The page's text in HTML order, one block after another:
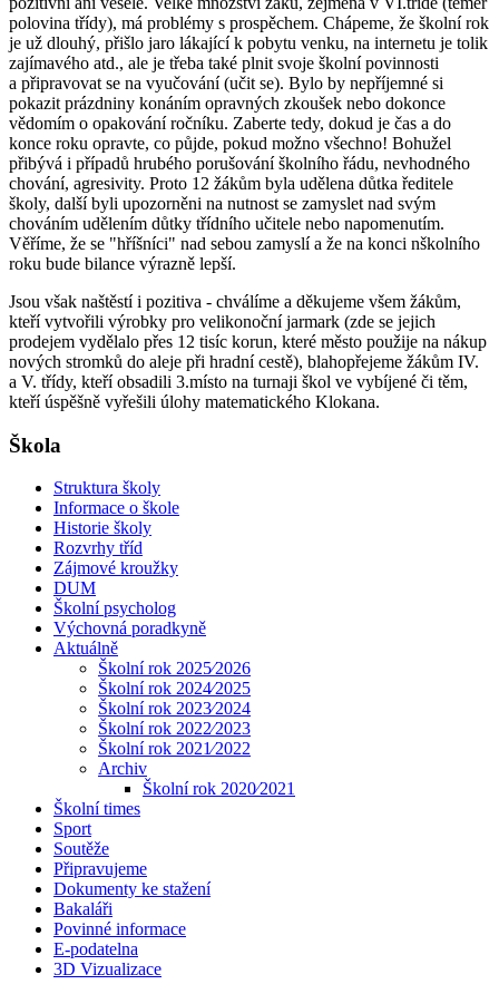
polovina třídy), má problémy s prospěchem. Chápeme, že školní rok
je už dlouhý, přišlo jaro lákající k pobytu venku, na internetu je tolik
zajímavého atd., ale je třeba také plnit svoje školní povinnosti
a připravovat se na vyučování (učit se). Bylo by nepříjemné si
pokazit prázdniny konáním opravných zkoušek nebo dokonce
vědomím o opakování ročníku. Zaberte tedy, dokud je čas a do
konce roku opravte, co půjde, pokud možno všechno! Bohužel
přibývá i případů hrubého porušování školního řádu, nevhodného
chování, agresivity. Proto 12 žákům byla udělena důtka ředitele
školy, další byli upozorněni na nutnost se zamyslet nad svým
chováním udělením důtky třídního učitele nebo napomenutím.
Věříme, že se "hříšníci" nad sebou zamyslí a že na konci nškolního
roku bude bilance výrazně lepší.
Jsou však naštěstí i pozitiva - chválíme a děkujeme všem žákům,
kteří vytvořili výrobky pro velikonoční jarmark (zde se jejich
prodejem vydělalo přes 12 tisíc korun, které město použije na nákup
nových stromků do aleje při hradní cestě), blahopřejeme žákům IV.
a V. třídy, kteří obsadili 3.místo na turnaji škol ve vybíjené či těm,
kteří úspěšně vyřešili úlohy matematického Klokana.
Škola
Struktura školy
Informace o škole
Historie školy
Rozvrhy tříd
Zájmové kroužky
DUM
Školní psycholog
Výchovná poradkyně
Aktuálně
Školní rok 2025⁄2026
Školní rok 2024⁄2025
Školní rok 2023⁄2024
Školní rok 2022⁄2023
Školní rok 2021⁄2022
Archiv
Školní rok 2020⁄2021
Školní times
Sport
Soutěže
Připravujeme
Dokumenty ke stažení
Bakaláři
Povinné informace
E-podatelna
3D Vizualizace